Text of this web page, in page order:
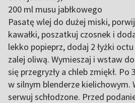
200 ml musu jabłkowego
Pasatę wlej do dużej miski, porwij
kawałki, poszatkuj czosnek i
lekko popieprz, dodaj 2 łyżki
zalej oliwą. Wymieszaj i wstaw
się przegryzły a chleb zmiękł.
w silnym blenderze kielichowym.
serwuj schłodzone. Przed